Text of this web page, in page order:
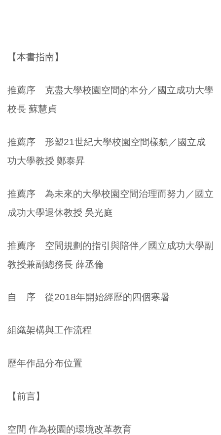
【本書指南】
推薦序 克盡大學校園空間的本分／國立成功大學
校長 蘇慧貞
推薦序 形塑21世紀大學校園空間樣貌／國立成
功大學教授 鄭泰昇
推薦序 為未來的大學校園空間治理而努力／國立
成功大學退休教授 吳光庭
推薦序 空間規劃的指引與陪伴／國立成功大學副
教授兼副總務長 薛丞倫
自 序 從2018年開始經歷的四個寒暑
組織架構與工作流程
歷年作品分布位置
【前言】
空間 作為校園的環境改革教育